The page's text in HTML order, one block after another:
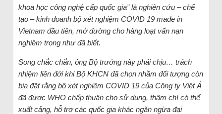
khoa học công nghệ cấp quốc gia” là nghiên cứu – chế
tạo – kinh doanh bộ xét nghiệm COVID 19 made in
Vietnam đầu tiên, mở đường cho hàng loạt vấn nạn
nghiêm trọng như đã biết.
Song chắc chắn, ông Bộ trưởng này phải chịu… trách
nhiệm liên đới khi Bộ KHCN đã chọn nhầm đối tượng còn
bịa đặt rằng bộ xét nghiệm COVID 19 của Công ty Việt Á
đã được WHO chấp thuận cho sử dụng, thậm chí có thể
xuất cảng, hỗ trợ các quốc gia khác ngăn ngừa đại